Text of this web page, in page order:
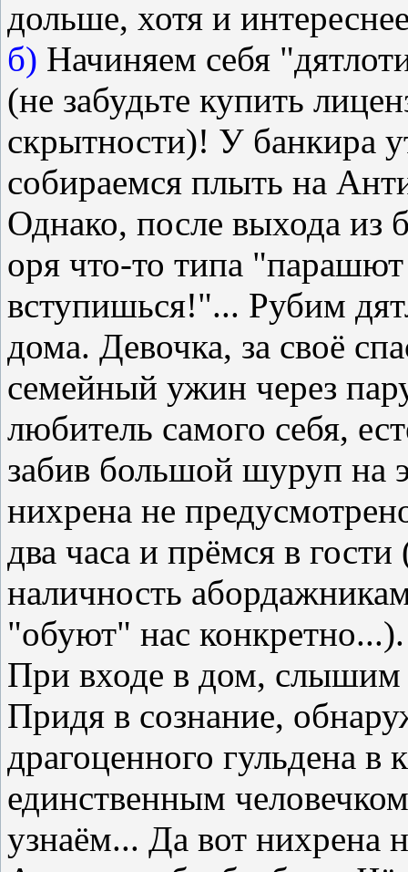
дольше, хотя и
б) Начиняем себя
(не забудьте купить
скрытности)! У банкира
собираемся плыть на
Однако, после выхода из
оря что-то типа
вступишься!"... Рубим
дома. Девочка, за своё
семейный ужин через
любитель самого себя,
забив большой шуруп на
нихрена не
два часа и прёмся в
наличность
"обуют" нас конкретно...).
При входе в дом, слышим
Придя в сознание,
драгоценного гульдена
единственным
узнаём... Да вот нихрена